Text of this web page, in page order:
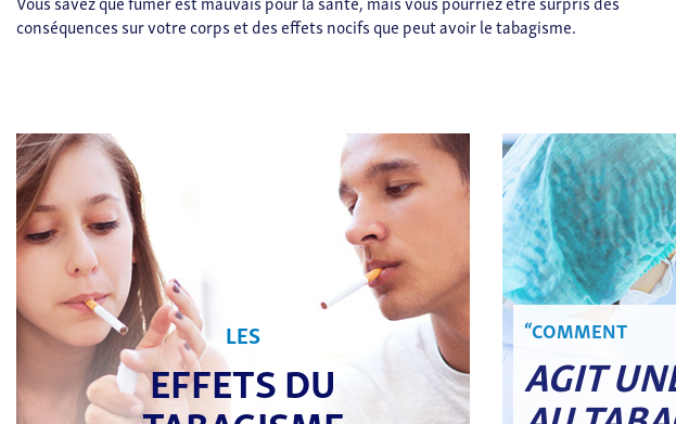
conséquences sur votre corps et des effets nocifs que peut avoir le tabagisme.
LES
EFFETS DU
“COMMENT
AGIT